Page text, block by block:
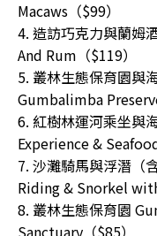
Macaws（$99）
4. 造訪巧克力與蘭姆
And Rum（$119）
5. 叢林生態保育園與
Gumbalimba
6. 紅樹林運河乘坐與
Experience &
7. 沙灘騎馬與浮潛（
Riding & Snorkel
8. 叢林生態保育園
Sanctuary（$85）